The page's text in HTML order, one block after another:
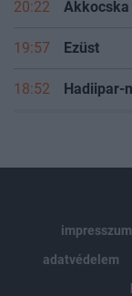
20:22 Akkocska
19:57 Ezüst
18:52
impresszum
adatvédelem